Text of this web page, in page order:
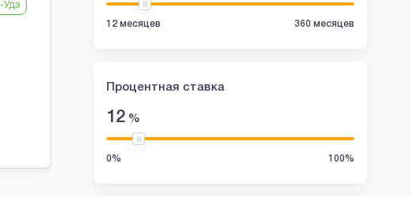
Удэ
12 месяцев 360 месяцев
Процентная ставка
12 %
0% 100%